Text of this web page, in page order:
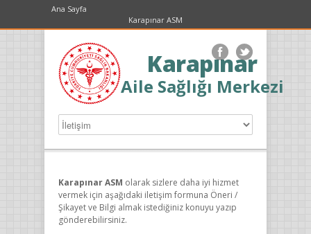
Ana Sayfa
Karapınar ASM
Karapınar
Aile Sağlığı Merkezi
Karapınar ASM olarak sizlere daha iyi hizmet
vermek için aşağıdaki iletişim formuna Öneri /
Şikayet ve Bilgi almak istediğiniz konuyu yazıp
gönderebilirsiniz.